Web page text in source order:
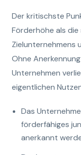
Der kritischste
Förderhöhe als
Zielunternehmens
Ohne
Unternehmen
eigentlichen
Das
förderfähiges
anerkannt